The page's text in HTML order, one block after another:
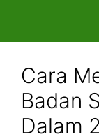
content
Cara
Badan
Dalam